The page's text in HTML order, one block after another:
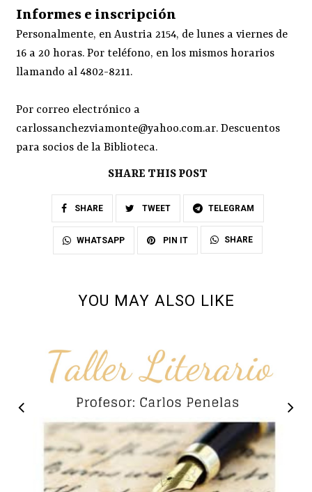
Informes e inscripción
Personalmente, en Austria 2154, de lunes a viernes de
16 a 20 horas. Por teléfono, en los mismos horarios
llamando al 4802-8211.
Por correo electrónico a
carlossanchezviamonte@yahoo.com.ar. Descuentos
para socios de la Biblioteca.
SHARE THIS POST
SHARE TWEET TELEGRAM
WHATSAPP PIN IT SHARE
YOU MAY ALSO LIKE